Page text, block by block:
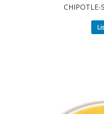
CHIPOTLE-